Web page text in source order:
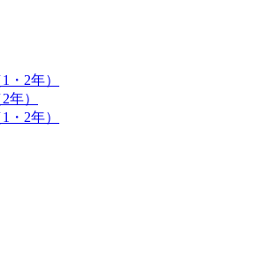
・2年）
年）
・2年）